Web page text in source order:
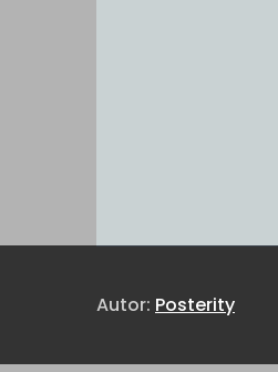
Autor: Posterity